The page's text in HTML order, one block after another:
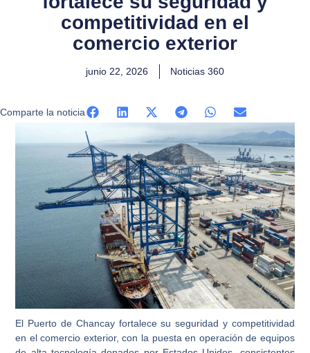
e p
competitividad en el
comercio exterior
junio 22, 2026 Noticias 360
Comparte la noticia
El Puerto de Chancay fortalece su seguridad y competitividad
en el comercio exterior, con la puesta en operación de equipos